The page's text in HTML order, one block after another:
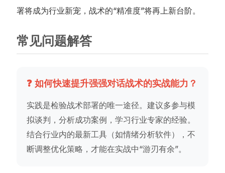
署将成为行业新宠，战术的“精准度”将再上新台阶。
常见问题解答
❓ 如何快速提升强强对话战术的实战能力？
实践是检验战术部署的唯一途径。建议多参与模
拟谈判，分析成功案例，学习行业专家的经验。
结合行业内的最新工具（如情绪分析软件），不
断调整优化策略，才能在实战中“游刃有余”。